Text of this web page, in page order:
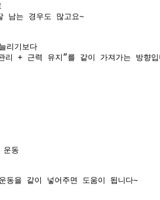
남는 경우도 많고요~
리기보다
리 + 근력 유지”를 같이 가져가는 방향입
동
동을 같이 넣어주면 도움이 됩니다~